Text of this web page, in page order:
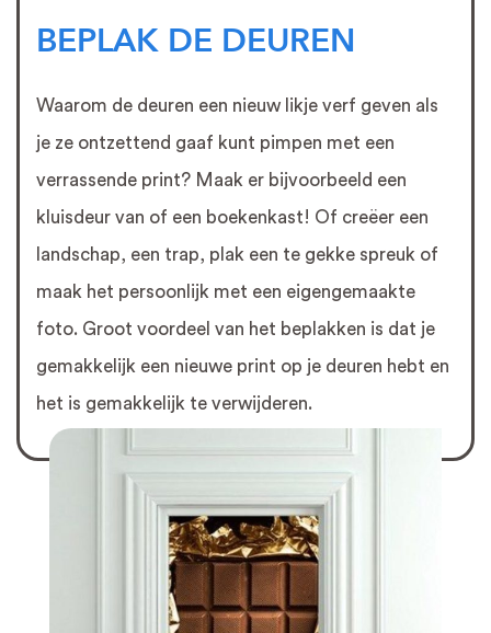
BEPLAK DE DEUREN
Waarom de deuren een nieuw likje verf geven als
je ze ontzettend gaaf kunt pimpen met een
verrassende print? Maak er bijvoorbeeld een
kluisdeur van of een boekenkast! Of creëer een
landschap, een trap, plak een te gekke spreuk of
maak het persoonlijk met een eigengemaakte
foto. Groot voordeel van het beplakken is dat je
gemakkelijk een nieuwe print op je deuren hebt en
het is gemakkelijk te verwijderen.